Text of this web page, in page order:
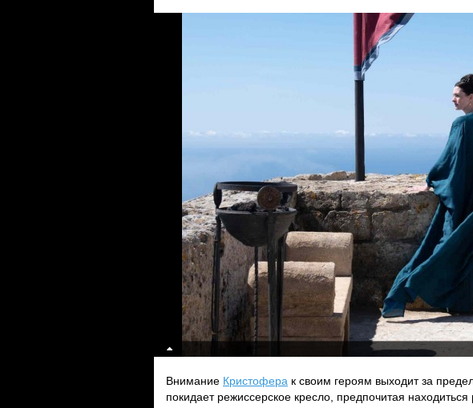
Внимание Кристофера к своим героям выходит за
покидает режиссерское кресло, предпочитая